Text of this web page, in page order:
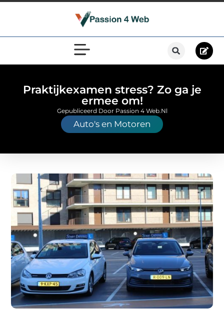
Praktijkexamen stress? Zo ga je
ermee om!
Auto's en Motoren
Gepubliceerd Door Passion 4 Web.nl